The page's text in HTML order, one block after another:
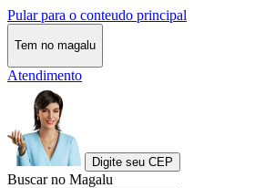
Pular para o conteudo principal
Tem no magalu
Atendimento
Digite seu CEP
Buscar no Magalu